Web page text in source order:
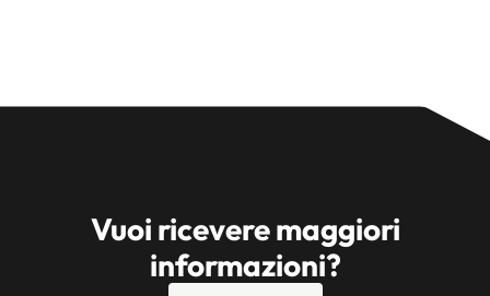
Vuoi ricevere maggiori
informazioni?